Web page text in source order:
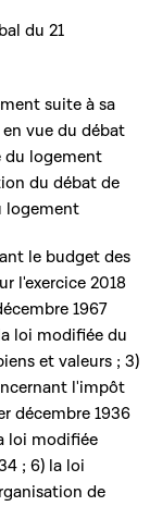
du 21
suite à sa
vue du débat
du logement
du débat de
logement
le budget des
l'exercice 2018
1967
loi modifiée du
et valeurs ; 3)
l'impôt
décembre 1936
loi modifiée
; 6) la loi
de